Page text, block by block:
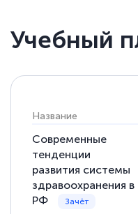
специальности
специалисты,
интересующие
двух…
Учебный
Название
Современные
тенденции
развития системы
здравоохранения в
РФ